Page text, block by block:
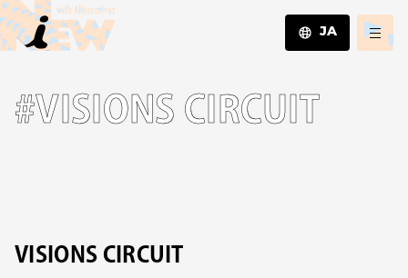
JA
EN
ZH
#VISIONS CIRCUIT
VISIONS CIRCUIT